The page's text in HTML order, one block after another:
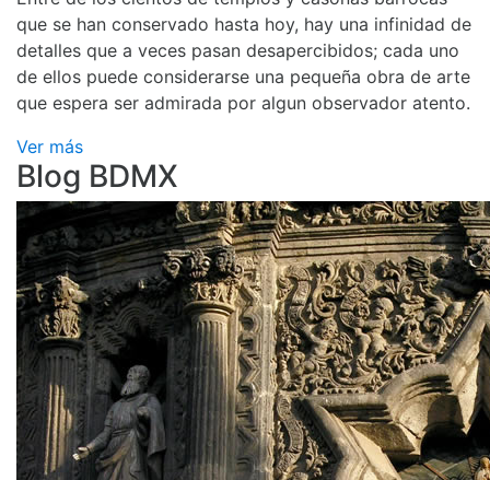
que se han conservado hasta hoy, hay una infinidad de
detalles que a veces pasan desapercibidos; cada uno
de ellos puede considerarse una pequeña obra de arte
que espera ser admirada por algun observador atento.
Ver más
Blog BDMX